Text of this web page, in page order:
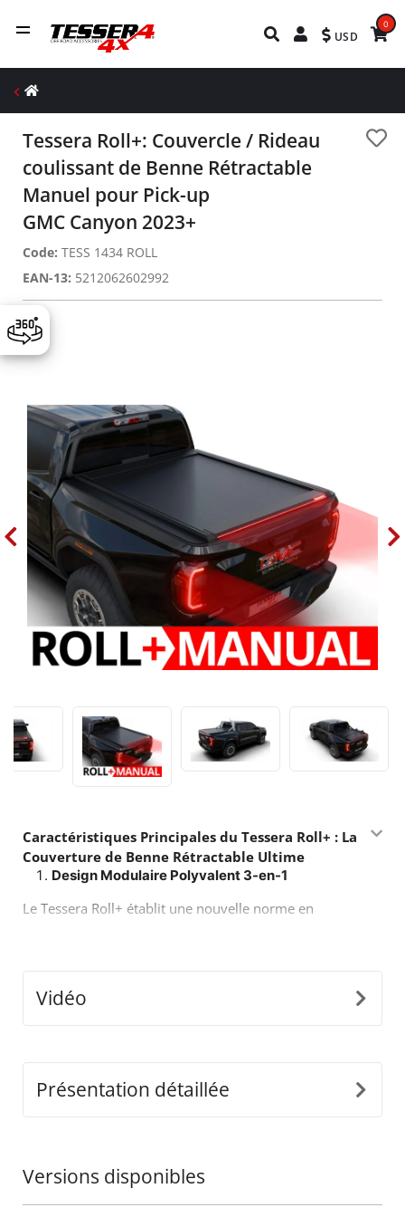
USD
0
Tessera Roll+: Couvercle / Rideau
coulissant de Benne Rétractable
Manuel pour Pick-up
GMC Canyon 2023+
Code: TESS 1434 ROLL
EAN-13: 5212062602992
Caractéristiques Principales du Tessera Roll+ : La
Couverture de Benne Rétractable Ultime
Design Modulaire Polyvalent 3-en-1
Le Tessera Roll+ établit une nouvelle norme en
diminue les coûts d’expédition et garantit une
flexibilité de mise à niveau rapide et sans effort pour
et feux de position. La bande LED blanche dynamique
de longueur totale, positionnée de manière unique sur
la lame mobile, se déplace en synchronisation avec la
Vidéo
Présentation détaillée
Versions disponibles